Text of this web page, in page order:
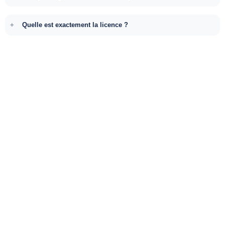
Quelle est exactement la licence ?